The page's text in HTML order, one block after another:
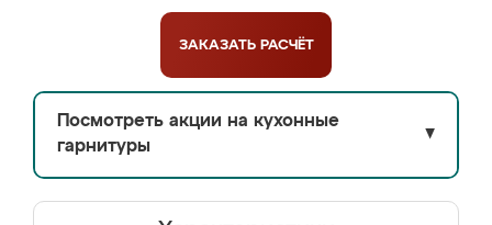
ЗАКАЗАТЬ РАСЧЁТ
Посмотреть акции на кухонные
гарнитуры
▼